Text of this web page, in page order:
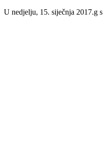
U nedjelju, 15. siječnja 2017.g